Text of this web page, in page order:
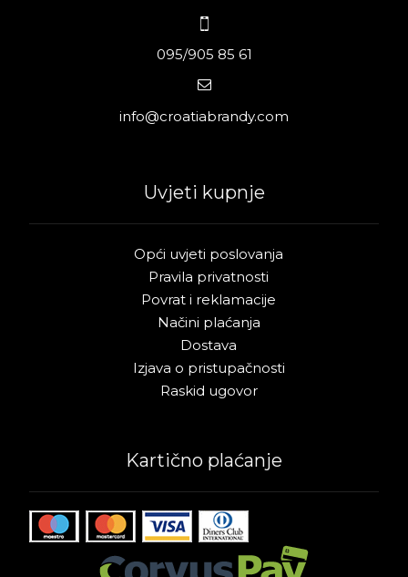
095/905 85 61
info@croatiabrandy.com
Uvjeti kupnje
Opći uvjeti poslovanja
Pravila privatnosti
Povrat i reklamacije
Načini plaćanja
Dostava
Izjava o pristupačnosti
Raskid ugovor
Kartično plaćanje